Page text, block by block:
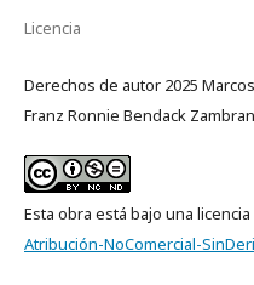
Licencia
Derechos de autor 2025
Franz Ronnie Bendack
Esta obra está bajo una
Atribución-NoComercial-